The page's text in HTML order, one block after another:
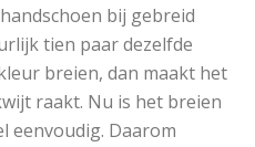
bij gebreid
tien paar dezelfde
breien, dan maakt het
raakt. Nu is het breien
eenvoudig. Daarom